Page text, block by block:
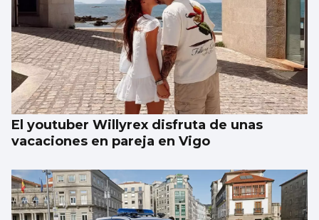
Japón recuerda Hiroshima y reabre el
debate antinuclear
El youtuber Willyrex disfruta de unas
vacaciones en pareja en Vigo